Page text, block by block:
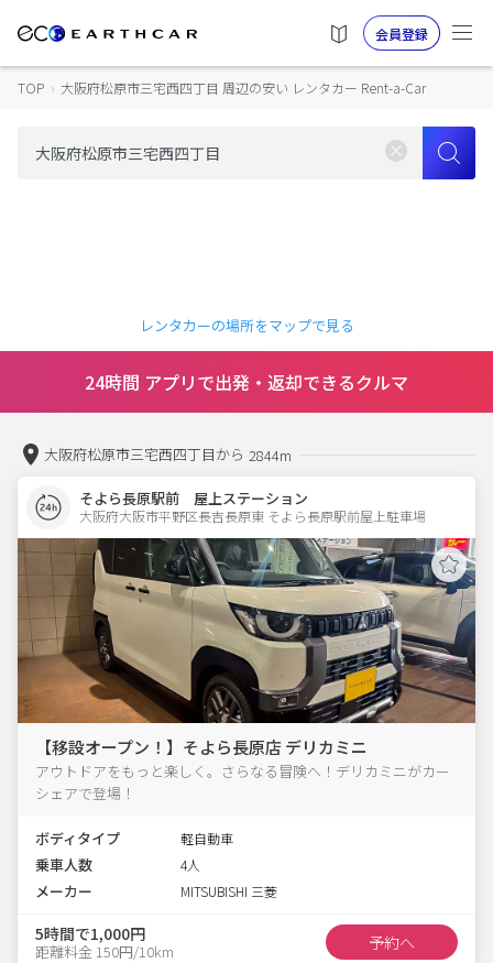
会員登録
TOP › 大阪府松原市三宅西四丁目 周辺の安い レンタカー Rent-a-Car
レンタカーの場所をマップで見る
24時間 アプリで出発・返却できるクルマ
大阪府松原市三宅西四丁目から 2844m
そよら長原駅前 屋上ステーション
大阪府大阪市平野区長吉長原東 そよら長原駅前屋上駐車場
【移設オープン！】そよら長原店 デリカミニ
アウトドアをもっと楽しく。さらなる冒険へ！デリカミニがカー
シェアで登場！
ボディタイプ 軽自動車
乗車人数 4人
メーカー MITSUBISHI 三菱
5時間で1,000円
距離料金 150円/10km 予約へ